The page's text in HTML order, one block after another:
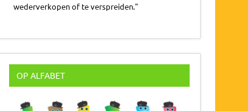
wederverkopen of te verspreiden."
OP ALFABET